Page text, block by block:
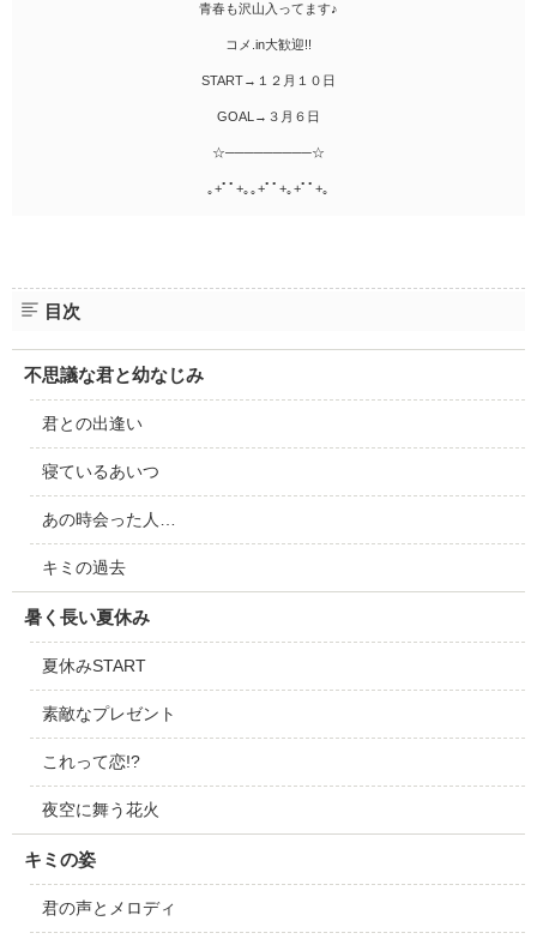
青春も沢山入ってます♪
コメ.in大歓迎!!
START→１２月１０日
GOAL→３月６日
☆─────────☆
｡+ﾟﾟ+｡｡+ﾟﾟ+｡+ﾟﾟ+｡
目次
不思議な君と幼なじみ
君との出逢い
寝ているあいつ
あの時会った人…
キミの過去
暑く長い夏休み
夏休みSTART
素敵なプレゼント
これって恋!?
夜空に舞う花火
キミの姿
君の声とメロディ